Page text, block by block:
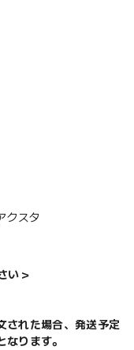
クスタ
い＞
された場合、発送予定
ります。